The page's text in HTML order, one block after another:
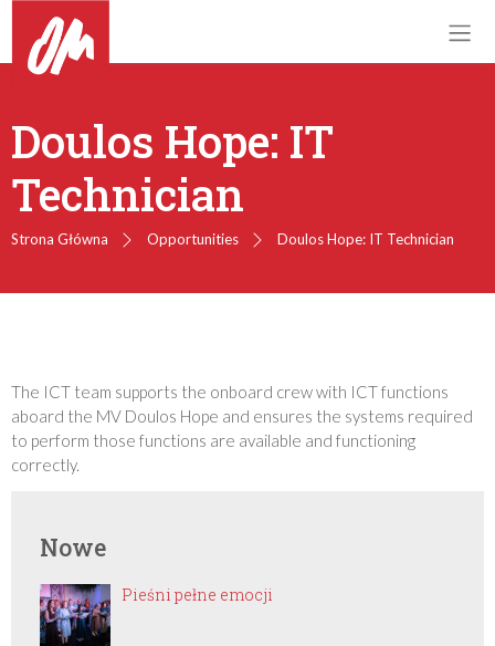
Doulos Hope: IT
Technician
Strona Główna Opportunities Doulos Hope: IT Technician
The ICT team supports the onboard crew with ICT functions
aboard the MV Doulos Hope and ensures the systems required
to perform those functions are available and functioning
correctly.
Nowe
Pieśni pełne emocji